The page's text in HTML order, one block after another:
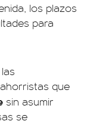
los plazos
para
que
sin asumir
se